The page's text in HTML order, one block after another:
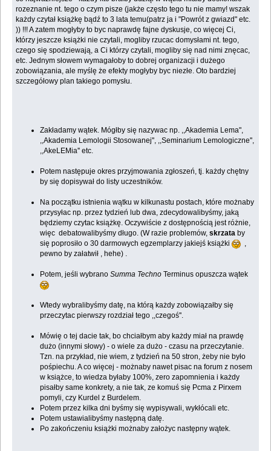
rozeznanie nt. tego o czym pisze (jakże często tego tu nie mamy! wszak
każdy czytał książkę bądź to 3 lata temu(patrz ja i "Powrót z gwiazd" etc.
)) !!! A zatem mogłyby to byc naprawdę fajne dyskusje, co więcej Ci,
którzy jeszcze książki nie czytali, mogliby rzucac domysłami nt. tego,
czego się spodziewają, a Ci którzy czytali, mogliby się nad nimi znęcac,
etc. Jednym słowem wymagałoby to dobrej organizacji i dużego
zobowiązania, ale myślę że efekty mogłyby byc niezłe. Oto bardziej
szczegółowy plan takiego pomysłu.
Zakładamy wątek. Mógłby się nazywac np. ,,Akademia Lema",
,,Akademia Lemologii Stosowanej'', ,,Seminarium Lemologiczne'',
,,AkeLEMia'' etc.
Potem następuje okres przyjmowania zgłoszeń, tj. każdy chętny
by się dopisywał do listy uczestników.
Na początku istnienia wątku w kilkunastu postach, które możnaby
przysyłac np. przez tydzień lub dwa, zdecydowalibyśmy, jaką
będziemy czytac książkę. Oczywiście z dostępnością jest różnie,
więc debatowalibyśmy długo. (W razie problemów,skrzata by
się poprosiło o 30 darmowych egzemplarzy jakiejś książki
pewno by załatwił , hehe) .
Potem, jeśli wybranoSumma Techno Terminus opuszcza wątek
Wtedy wybralibyśmy datę, na którą każdy zobowiązałby się
przeczytac pierwszy rozdział tego ,,czegoś''.
Mówię o tej dacie tak, bo chciałbym aby każdy miał na prawdę
dużo (innymi słowy) - o wiele za dużo - czasu na przeczytanie.
Tzn. na przykład, nie wiem, z tydzień na 50 stron, żeby nie było
pośpiechu. A co więcej - możnaby nawet pisac na forum z nosem
w książce, to wiedza byłaby 100%, zero zapomnienia i każdy
pisałby same konkrety, a nie tak, ze komuś się Pcma z Pirxem
pomyli, czy Kurdel z Burdelem.
Potem przez kilka dni byśmy się wypisywali, wykłócali etc.
Potem ustawialibyśmy następną datę.
Po zakończeniu książki możnaby założyc następny wątek.